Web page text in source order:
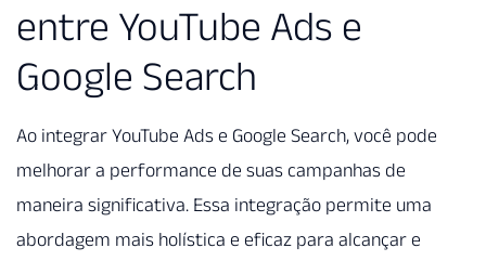
entre YouTube Ads e
Google Search
Ao integrar YouTube Ads e Google Search, você pode
melhorar a performance de suas campanhas de
maneira significativa. Essa integração permite uma
abordagem mais holística e eficaz para alcançar e